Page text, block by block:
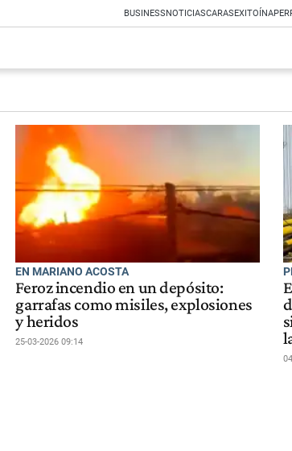
BUSINESSNOTICIASCARASEXITOÍNA
EN MARIANO ACOSTA
Feroz incendio en un depósito:
garrafas como misiles, explosiones
y heridos
25-03-2026 09:14